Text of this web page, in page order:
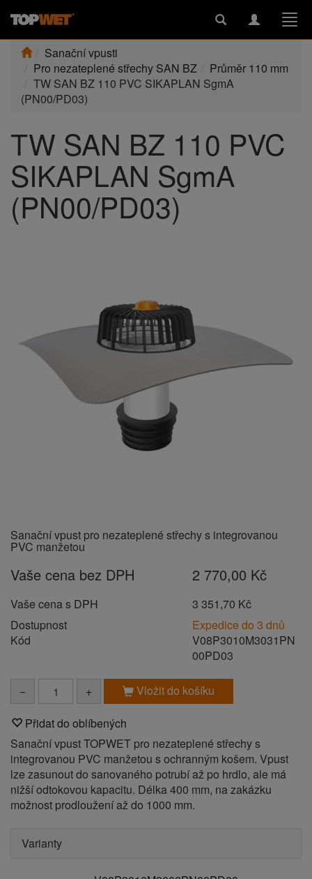
Toggle
Toggle
Sanační vpusti
Pro nezateplené střechy SAN BZ
Průměr 110 mm
TW SAN BZ 110 PVC SIKAPLAN SgmA
(PN00/PD03)
TW SAN BZ 110 PVC
SIKAPLAN SgmA
(PN00/PD03)
Sanační vpust pro nezateplené střechy s integrovanou
PVC manžetou
Vaše cena bez DPH 2 770,00 Kč
Vaše cena s DPH
3 351,70 Kč
Dostupnost
Expedice do 3 dnů
Kód
V08P3010M3031PN
00PD03
− + Vložit do košíku
Přidat do oblíbených
Sanační vpust TOPWET pro nezateplené střechy s
integrovanou PVC manžetou s ochranným košem. Vpust
lze zasunout do sanovaného potrubí až po hrdlo, ale má
nižší odtokovou kapacitu. Délka 400 mm, na zakázku
možnost prodloužení až do 1000 mm.
Varianty